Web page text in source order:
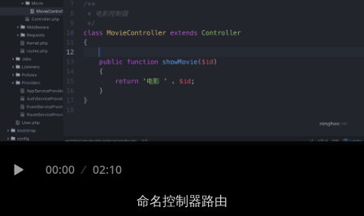
登录
注册
Current
00:00 Duration
02:10
命名控制器路由